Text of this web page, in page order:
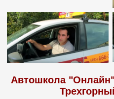
Автошкола